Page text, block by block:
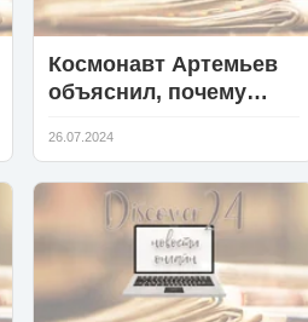
Космонавт Артемьев
объяснил, почему
в плоскую Землю
26.07.2024